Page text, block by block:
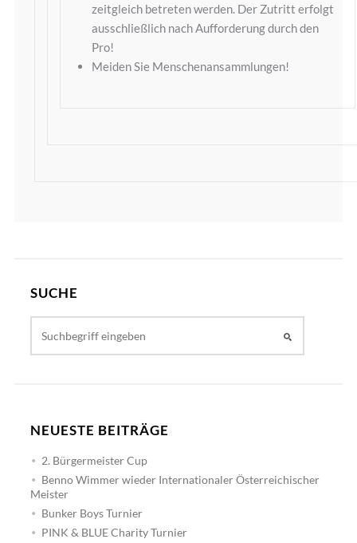
zeitgleich betreten werden. Der Zutritt erfolgt
ausschließlich nach Aufforderung durch den
Pro!
Meiden Sie Menschenansammlungen!
SUCHE
NEUESTE BEITRÄGE
2. Bürgermeister Cup
Benno Wimmer wieder Internationaler Österreichischer
Meister
Bunker Boys Turnier
PINK & BLUE Charity Turnier